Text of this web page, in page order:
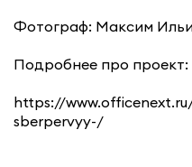
Фотограф: Максим
Подробнее про проект:
https://
sberpervyy-/